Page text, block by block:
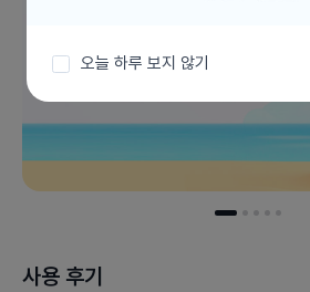
사용 후기
오늘 하루 보지 않기